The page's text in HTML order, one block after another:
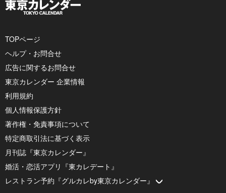
TOPページ
ヘルプ・お問合せ
広告に関するお問合せ
東京カレンダー 企業情報
利用規約
個人情報保護方針
著作権・免責事項について
特定商取引法に基づく表示
月刊誌『東京カレンダー』
婚活・恋活アプリ『東カレデート』
レストラン予約『グルカレby東京カレンダー』